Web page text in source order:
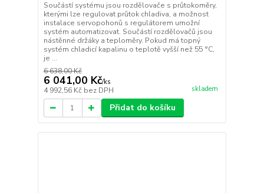
Součástí systému jsou rozdělovače s průtokoměry,
kterými lze regulovat průtok chladiva, a možnost
instalace servopohonů s regulátorem umožní
systém automatizovat. Součástí rozdělovačů jsou
nástěnné držáky a teploměry. Pokud má topný
systém chladicí kapalinu o teplotě vyšší než 55 °C,
je ...
6 638,00 Kč
6 041,00 Kč/ks
4 992,56 Kč bez DPH skladem
Přidat do košíku